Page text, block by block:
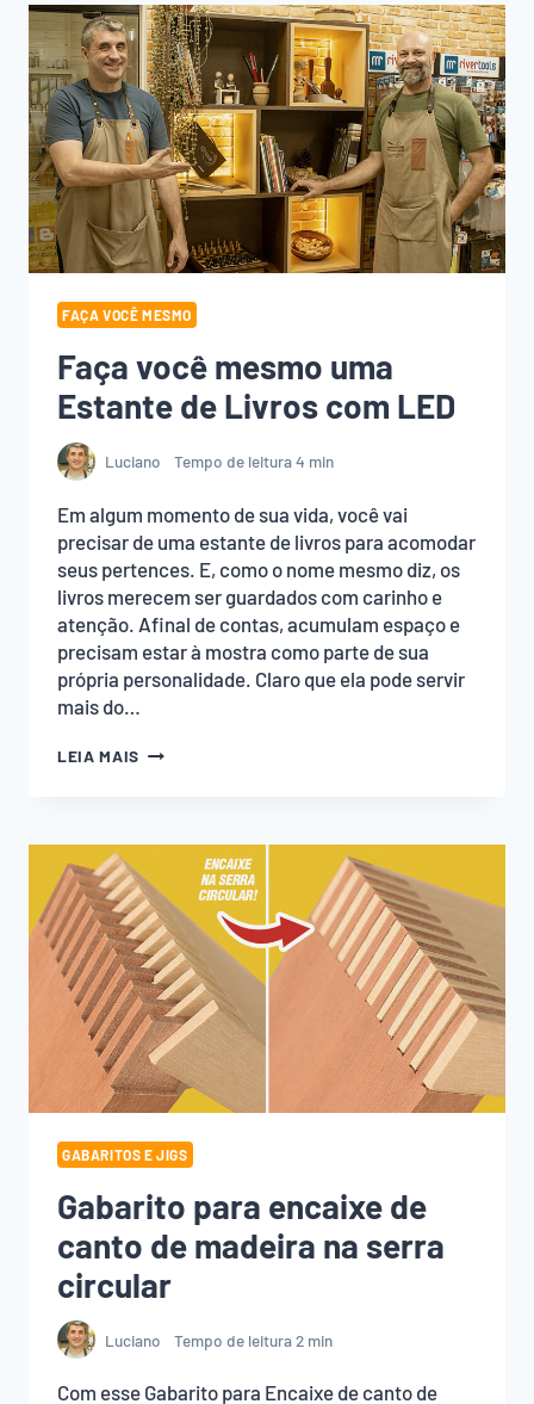
NA
MARCENARIA!
FAÇA VOCÊ MESMO
Faça você mesmo uma
Estante de Livros com LED
Luciano Tempo de leitura4 min
Em algum momento de sua vida, você vai
precisar de uma estante de livros para acomodar
seus pertences. E, como o nome mesmo diz, os
livros merecem ser guardados com carinho e
atenção. Afinal de contas, acumulam espaço e
precisam estar à mostra como parte de sua
própria personalidade. Claro que ela pode servir
mais do…
LEIA MAIS FAÇA
ESTANTE
LIVROS
COM
LED
GABARITOS E JIGS
Gabarito para encaixe de
canto de madeira na serra
circular
Luciano Tempo de leitura2 min
Com esse Gabarito para Encaixe de canto de